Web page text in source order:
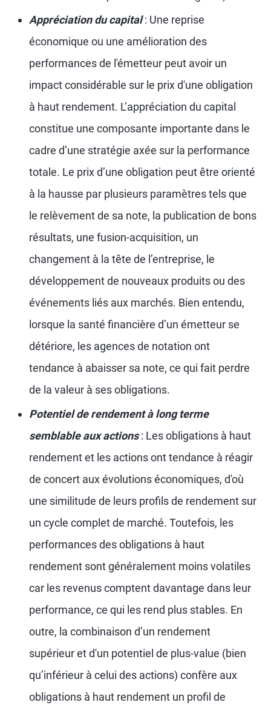
Appréciation du capital: Une reprise
économique ou une amélioration des
performances de l'émetteur peut avoir un
impact considérable sur le prix d'une obligation
à haut rendement. L’appréciation du capital
constitue une composante importante dans le
cadre d’une stratégie axée sur la performance
totale. Le prix d’une obligation peut être orienté
à la hausse par plusieurs paramètres tels que
le relèvement de sa note, la publication de bons
résultats, une fusion-acquisition, un
changement à la tête de l’entreprise, le
développement de nouveaux produits ou des
événements liés aux marchés. Bien entendu,
lorsque la santé financière d’un émetteur se
détériore, les agences de notation ont
tendance à abaisser sa note, ce qui fait perdre
de la valeur à ses obligations.
Potentiel de rendement à long terme
semblable aux actions: Les obligations à haut
rendement et les actions ont tendance à réagir
de concert aux évolutions économiques, d'où
une similitude de leurs profils de rendement sur
un cycle complet de marché. Toutefois, les
performances des obligations à haut
rendement sont généralement moins volatiles
car les revenus comptent davantage dans leur
performance, ce qui les rend plus stables. En
outre, la combinaison d’un rendement
supérieur et d'un potentiel de plus-value (bien
qu’inférieur à celui des actions) confère aux
obligations à haut rendement un profil de